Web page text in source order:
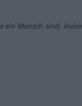
ein Mensch sind,